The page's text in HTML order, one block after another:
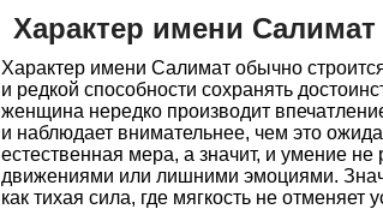
Характер имени Салимат
Характер имени Салимат обычно
и редкой способности сохранять
женщина нередко производит
и наблюдает внимательнее, чем это
естественная мера, а значит, и умение не
движениями или лишними эмоциями.
как тихая сила, где мягкость не отменяет